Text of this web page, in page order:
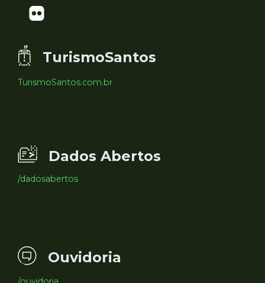
TurismoSantos
TurismoSantos.com.br
Dados Abertos
/dadosabertos
Ouvidoria